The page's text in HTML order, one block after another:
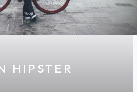
HIPSTER